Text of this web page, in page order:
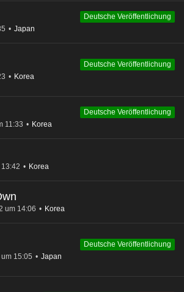
Deutsche Veröffentlichung
Japan
Deutsche Veröffentlichung
Korea
Deutsche Veröffentlichung
11:33 Korea
Korea
um 14:06 Korea
Deutsche Veröffentlichung
15:05 Japan